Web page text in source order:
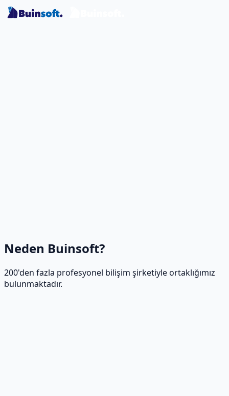
Neden Buinsoft?
200'den fazla profesyonel bilişim şirketiyle ortaklığımız
bulunmaktadır.